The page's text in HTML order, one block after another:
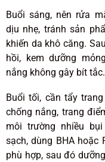
Buổi sáng, nên rửa
dịu nhẹ, tránh sản
khiến da khô căng.
hồi, kem dưỡng
nắng không gây bít tắc.
Buổi tối, cần tẩy
chống nắng, trang
môi trường nhiều
sạch, dùng BHA hoặc
phù hợp, sau đó